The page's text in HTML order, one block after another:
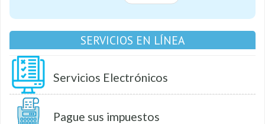
SERVICIOS EN LÍNEA
Servicios Electrónicos
Pague sus impuestos